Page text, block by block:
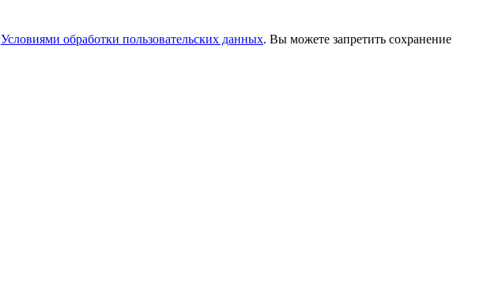
Условиями обработки пользовательских данных. Вы можете запретить сохранение